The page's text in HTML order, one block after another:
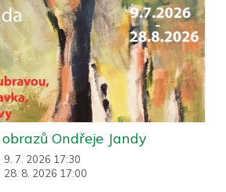
9. 7. 2026 17:30
28. 8. 2026 17:00
Ondřeje Jandy